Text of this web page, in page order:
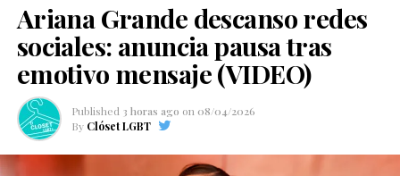
Ariana Grande descanso redes
sociales: anuncia pausa tras
emotivo mensaje (VIDEO)
Published 3 horas ago on 08/04/2026
By Clóset LGBT